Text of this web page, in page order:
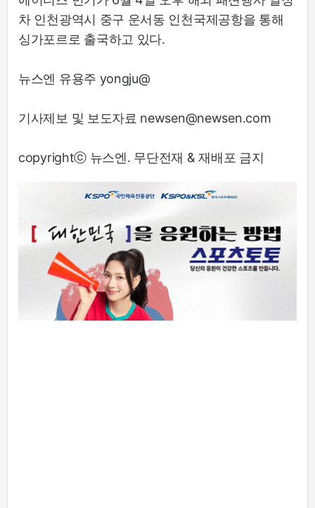
차 인천광역시 중구 운서동 인천국제공항을 통해
싱가포르로 출국하고 있다.
뉴스엔 유용주 yongju@
기사제보 및 보도자료 newsen@newsen.com
copyrightⓒ 뉴스엔. 무단전재 & 재배포 금지